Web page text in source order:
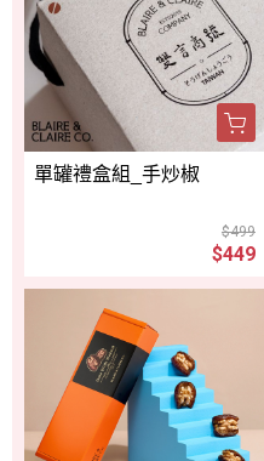
單罐禮盒組_手炒椒
$499
$449